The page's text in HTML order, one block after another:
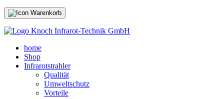
home
Shop
Infrarotstrahler
Qualität
Umweltschutz
Vorteile